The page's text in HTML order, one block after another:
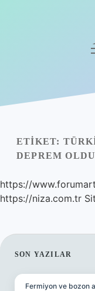
Yasal Uyarı
ETIKET:
DEPREM
https://
https://niza.com.tr
SON YAZILAR
Fermiyon ve bozon